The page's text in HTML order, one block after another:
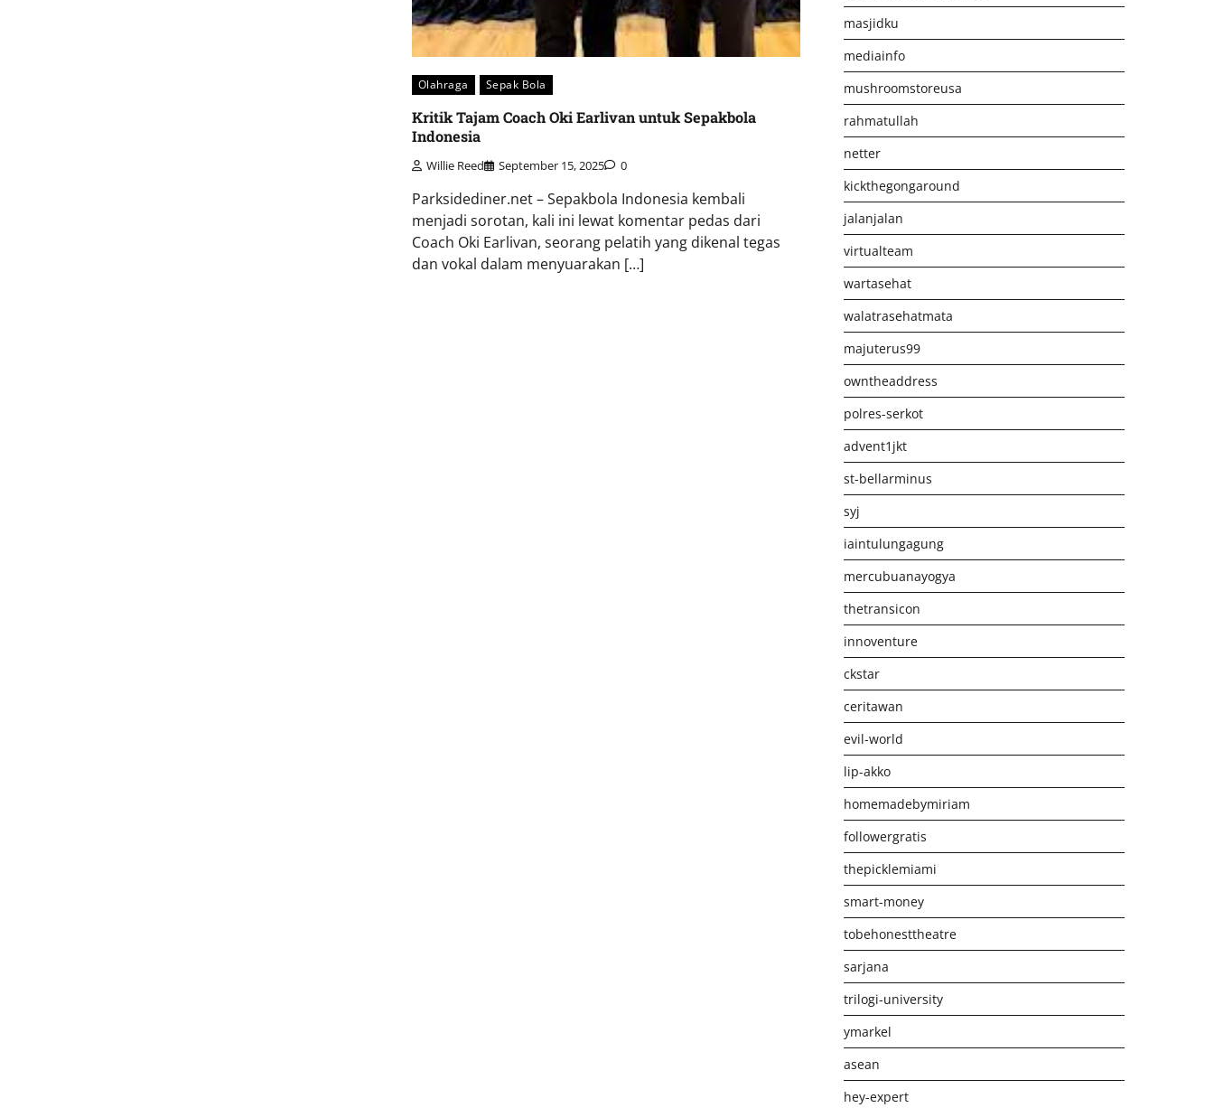
Olahraga Sepak Bola
Kritik Tajam Coach Oki Earlivan untuk Sepakbola
Indonesia
Willie Reed September 15, 2025 0
Parksidediner.net – Sepakbola Indonesia kembali
menjadi sorotan, kali ini lewat komentar pedas dari
Coach Oki Earlivan, seorang pelatih yang dikenal tegas
dan vokal dalam menyuarakan […]
masjidku
mediainfo
mushroomstoreusa
rahmatullah
netter
kickthegongaround
jalanjalan
virtualteam
wartasehat
walatrasehatmata
majuterus99
owntheaddress
polres-serkot
advent1jkt
st-bellarminus
syj
iaintulungagung
mercubuanayogya
thetransicon
innoventure
ckstar
ceritawan
evil-world
lip-akko
homemadebymiriam
followergratis
thepicklemiami
smart-money
tobehonesttheatre
sarjana
trilogi-university
ymarkel
asean
hey-expert